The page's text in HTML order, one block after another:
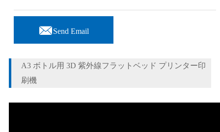
Send Email
A3 ボトル用 3D 紫外線フラットベッド プリンター印
刷機